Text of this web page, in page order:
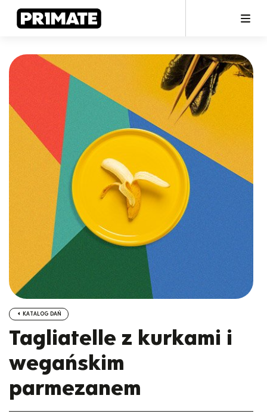
KATALOG DAŃ
Tagliatelle z kurkami i
wegańskim
parmezanem